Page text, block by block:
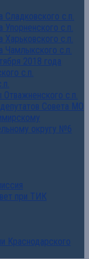
Сладковского с.п.
с.п.
с.п.
Чамлыкского с.п.
2018 года
с.п.
с.п.
Совета МО
округу №6
при ТИК
Краснодарского